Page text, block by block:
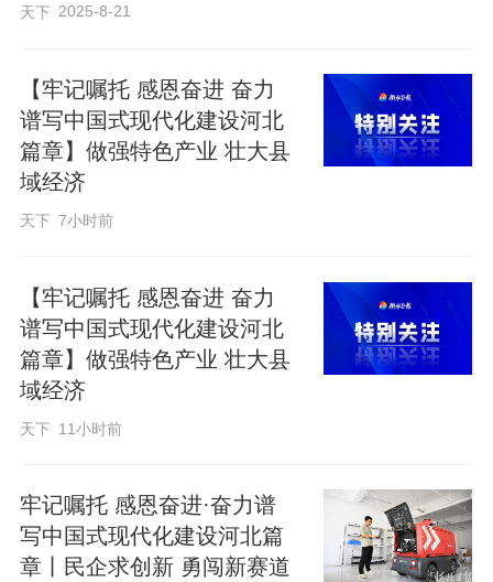
展陈，展示数字文物、智慧阅读、文化产
业项目、主题文创等文化数字化、文旅融
合领域新业态；强化交易性、互动性，设
置文创市集、非遗展销、项目对接区，推
动文化产品现场展示、洽谈、交易，丰富
河北产业组团共设七个主题展，贯通历史
文脉、古典艺术、当代成就与未来蓝图，
辨识度高、科技感突出、文化厚重感强。
幔，演绎河北文脉历史进程，整体营造
出“天河贯古今”的时空意象。
天下 2025-8-21
【牢记嘱托 感恩奋进 奋力
谱写中国式现代化建设河北
篇章】做强特色产业 壮大县
域经济
天下 7小时前
【牢记嘱托 感恩奋进 奋力
谱写中国式现代化建设河北
篇章】做强特色产业 壮大县
域经济
天下 11小时前
牢记嘱托 感恩奋进·奋力谱
写中国式现代化建设河北篇
章丨民企求创新 勇闯新赛道